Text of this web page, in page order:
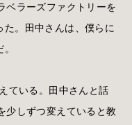
ベラーズファクトリーを
。田中さんは、僕らに
ている。田中さんと話
少しずつ変えていると教